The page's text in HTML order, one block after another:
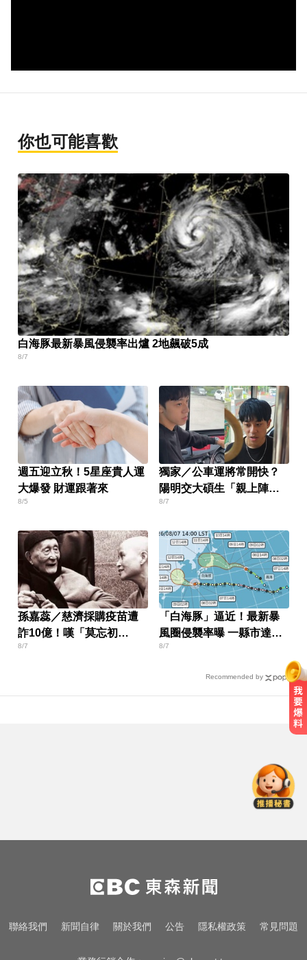
你也可能喜歡
白海豚最新暴風侵襲率出爐 2地飆破5成
8/7
週五迎立秋！5星座貴人運
大爆發 財運跟著來
8/5
獨家／公車運將常開快？
陽明交大碩生「親上陣」
找原因
8/7
孫嘉蕊／慈濟採購疫苗遭
詐10億！嘆「莫忘初
心」：善意也需監督
8/7
「白海豚」逼近！最新暴
風圈侵襲率曝 一縣市達
59％
8/7
Recommended by
下半身重創身亡
緯創股利2度延發史上首例 金管會
說重話：考慮收回股務自辦
愛玩車／無聲超跑失寵 瑪莎拉蒂將
聯絡我們 新聞自律 關於我們 公告 隱私權政策 常見問題